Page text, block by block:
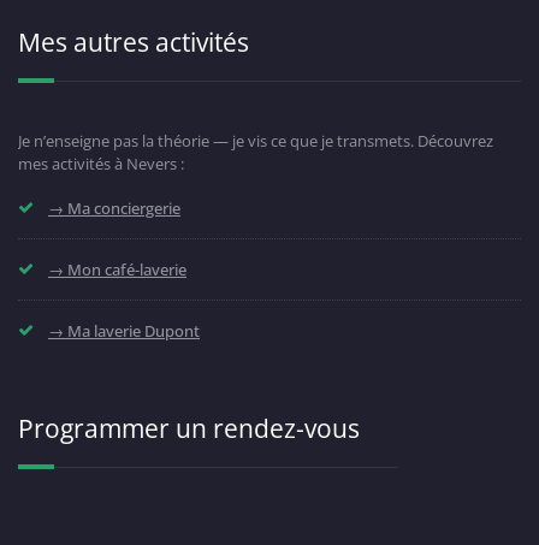
Mes autres activités
Je n’enseigne pas la théorie — je vis ce que je transmets. Découvrez
mes activités à Nevers :
→ Ma conciergerie
→ Mon café-laverie
→ Ma laverie Dupont
Programmer un rendez-vous